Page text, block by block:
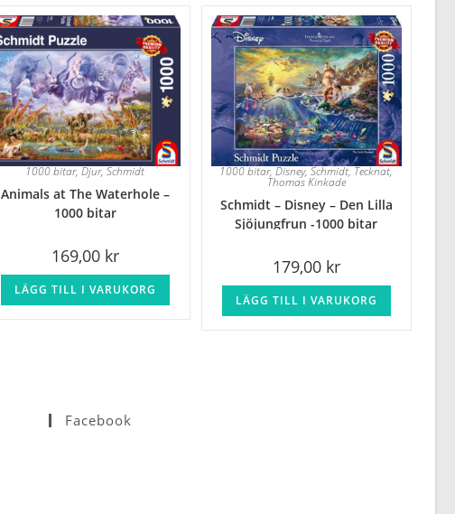
1000 bitar,Djur,Schmidt
Animals at The Waterhole –
1000 bitar
169,00 kr
LÄGG TILL I VARUKORG
1000 bitar,Disney,Schmidt,Tecknat,
Thomas Kinkade
Schmidt – Disney – Den Lilla
Sjöjungfrun -1000 bitar
179,00 kr
LÄGG TILL I VARUKORG
Facebook